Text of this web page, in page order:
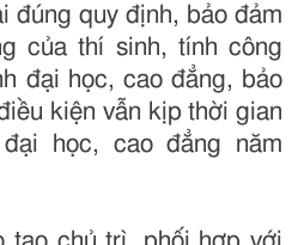
đúng quy định, bảo đảm
của thí sinh, tính công
đại học, cao đẳng, bảo
kiện vẫn kịp thời gian
học, cao đẳng năm